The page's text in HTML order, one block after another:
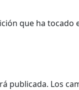
que ha tocado
publicada. Los